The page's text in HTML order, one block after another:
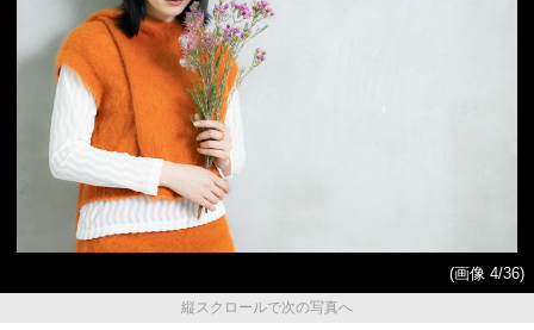
(画像 4/36)
縦スクロールで次の写真へ